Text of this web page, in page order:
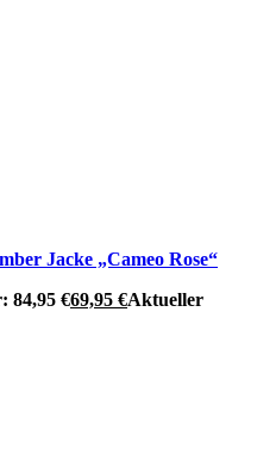
Jacke „Cameo Rose“
84,95 €69,95 €Aktueller